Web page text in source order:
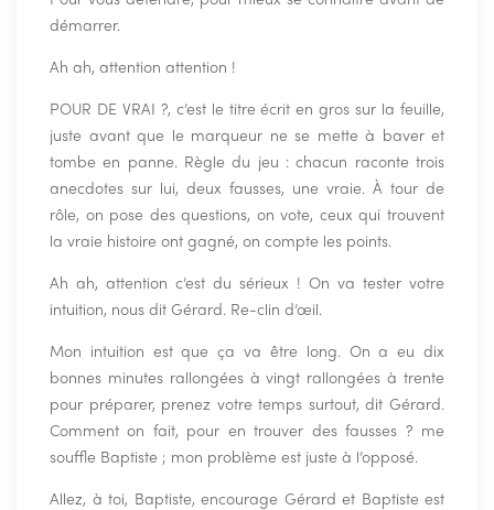
démarrer.
Ah ah, attention attention !
POUR DE VRAI ?, c’est le titre écrit en gros sur la feuille,
juste avant que le marqueur ne se mette à baver et
tombe en panne. Règle du jeu : chacun raconte trois
anecdotes sur lui, deux fausses, une vraie. À tour de
rôle, on pose des questions, on vote, ceux qui trouvent
la vraie histoire ont gagné, on compte les points.
Ah ah, attention c’est du sérieux ! On va tester votre
intuition, nous dit Gérard. Re-clin d’œil.
Mon intuition est que ça va être long. On a eu dix
bonnes minutes rallongées à vingt rallongées à trente
pour préparer, prenez votre temps surtout, dit Gérard.
Comment on fait, pour en trouver des fausses ? me
souffle Baptiste ; mon problème est juste à l’opposé.
Allez, à toi, Baptiste, encourage Gérard et Baptiste est